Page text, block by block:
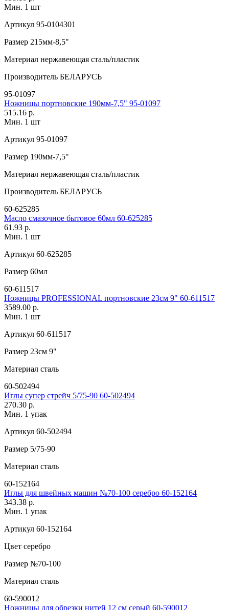
Мин. 1 шт
Артикул 95-0104301
Размер 215мм-8,5"
Материал нержавеющая сталь/пластик
Производитель БЕЛАРУСЬ
95-01097
Ножницы портновские 190мм-7,5" 95-01097
515.16 р.
Мин. 1 шт
Артикул 95-01097
Размер 190мм-7,5"
Материал нержавеющая сталь/пластик
Производитель БЕЛАРУСЬ
60-625285
Масло смазочное бытовое 60мл 60-625285
61.93 р.
Мин. 1 шт
Артикул 60-625285
Размер 60мл
60-611517
Ножницы PROFESSIONAL портновские 23см 9" 60-611517
3589.00 р.
Мин. 1 шт
Артикул 60-611517
Размер 23см 9"
Материал сталь
60-502494
Иглы супер стрейч 5/75-90 60-502494
270.30 р.
Мин. 1 упак
Артикул 60-502494
Размер 5/75-90
Материал сталь
60-152164
Иглы для швейных машин №70-100 серебро 60-152164
343.38 р.
Мин. 1 упак
Артикул 60-152164
Цвет серебро
Размер №70-100
Материал сталь
60-590012
Ножницы для обрезки нитей 12 см серый 60-590012